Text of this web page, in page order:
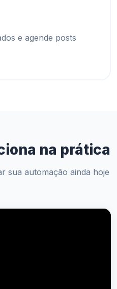
e agende posts
na prática
sua automação ainda hoje